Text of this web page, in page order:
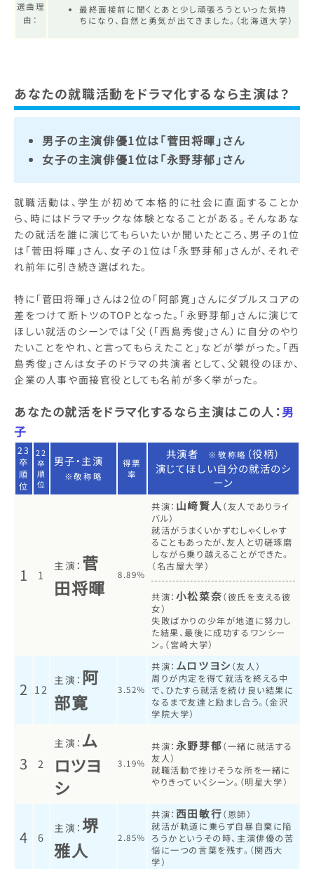
選曲理
由：
最終面接前に聞くとあと少し頑張ろうといった気持
ちになり、自然と勇気が出てきました。（北海道大学）
あなたの就職活動をドラマ化するなら主演は？
男子の主演俳優1位は「菅田将暉」さん
女子の主演俳優1位は「永野芽郁」さん
就職活動は、学生が初めて本格的に社会に直面することか
ら、時にはドラマチックな体験となることがある。そんなあな
たの就活を誰に演じてもらいたいか聞いたところ、男子の1位
は「菅田将暉」さん、女子の1位は「永野芽郁」さんが、それぞ
れ前年に引き続き選ばれた。
特に「菅田将暉」さんは2位の「阿部寛」さんにダブルスコアの
差をつけて断トツのTOPとなった。「永野芽郁」さんに演じて
ほしい就活のシーンでは「父（「西島秀俊」さん）に自分のやり
たいことをやれ、と言ってもらえたこと」などが挙がった。「西
島秀俊」さんは女子のドラマの共演者として、父親役のほか、
企業の人事や面接官役としても名前が多く挙がった。
あなたの就活をドラマ化するなら主演はこの人：男
子
23
卒
順
位
22
卒
順
位
男子・主演
※敬称略
得票
率
共演者 ※敬称略 （役柄）
演じてほしい自分の就活のシ
ーン
1 1
主演： 菅
田将暉
8.89％
共演： 山﨑賢人 （友人でありライ
バル）
就活がうまくいかずむしゃくしゃす
ることもあったが、友人と切磋琢磨
しながら乗り越えることができた。
（名古屋大学）
共演： 小松菜奈（彼氏を支える彼
女）
失敗ばかりの少年が地道に努力し
た結果、最後に成功するワンシー
ン。（宮崎大学）
2 12
主演： 阿
部寛
3.52％
共演： ムロツヨシ （友人）
周りが内定を得て就活を終える中
で、ひたすら就活を続け良い結果に
なるまで友達と励まし合う。（金沢
学院大学）
3 2
主演： ム
ロツヨ
シ
3.19％
共演： 永野芽郁（一緒に就活する
友人）
就職活動で挫けそうな所を一緒に
やりきっていくシーン。（明星大学）
4 6
主演： 堺
雅人
2.85％
共演： 西田敏行（恩師）
就活が軌道に乗らず自暴自棄に陥
ろうかというその時、主演俳優の苦
悩に一つの言葉を残す。（関西大
学）